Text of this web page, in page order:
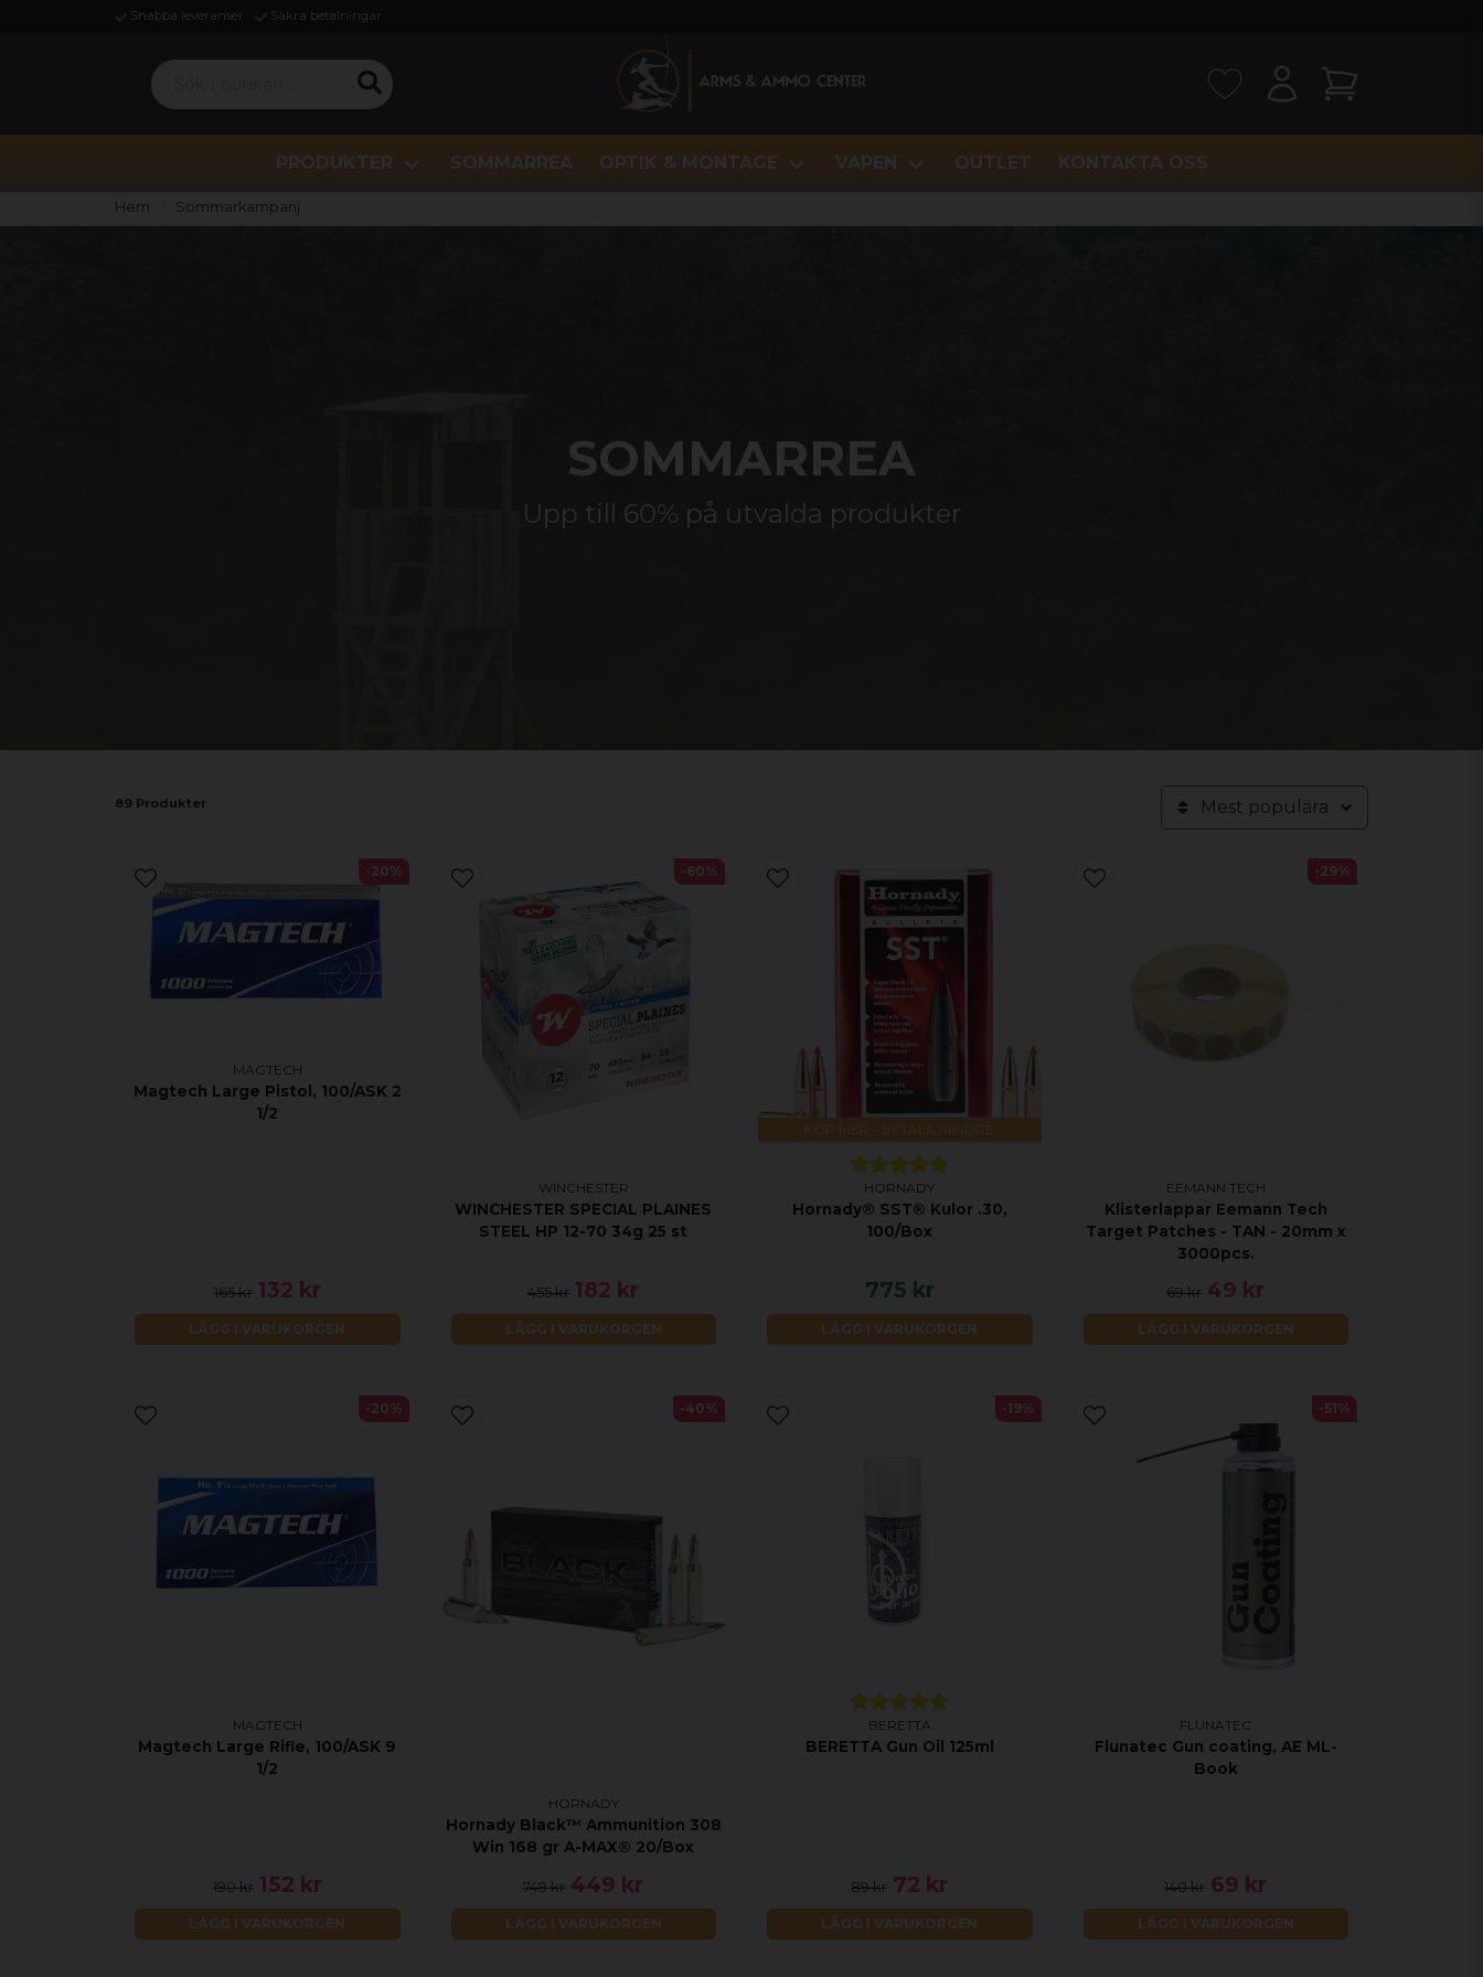
Snabba leveranser Säkra betalningar
Sök i butiken ...
PRODUKTER SOMMARREA OPTIK & MONTAGE VAPEN OUTLET KONTAKTA OSS
Hem Sommarkampanj
SOMMARREA
Upp till 60% på utvalda produkter
89 Produkter Mest populära
MAGTECH
Magtech Large Pistol, 100/ASK 2
1/2
165 kr 132 kr
LÄGG I VARUKORGEN
-20%
WINCHESTER
WINCHESTER SPECIAL PLAINES
STEEL HP 12-70 34g 25 st
455 kr 182 kr
LÄGG I VARUKORGEN
-60%
KÖP MER - BETALA MINDRE
HORNADY
Hornady® SST® Kulor .30,
100/Box
775 kr
LÄGG I VARUKORGEN
EEMANN TECH
Klisterlappar Eemann Tech
Target Patches - TAN - 20mm x
3000pcs.
69 kr 49 kr
LÄGG I VARUKORGEN
-29%
MAGTECH
Magtech Large Rifle, 100/ASK 9
1/2
190 kr 152 kr
LÄGG I VARUKORGEN
-20%
HORNADY
Hornady Black™ Ammunition 308
Win 168 gr A-MAX® 20/Box
749 kr 449 kr
LÄGG I VARUKORGEN
-40%
BERETTA
BERETTA Gun Oil 125ml
89 kr 72 kr
LÄGG I VARUKORGEN
-19%
FLUNATEC
Flunatec Gun coating, AE ML-
Book
140 kr 69 kr
LÄGG I VARUKORGEN
-51%